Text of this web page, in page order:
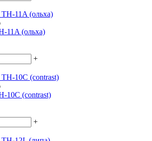
11A (ольха)
+
10C (contrast)
+